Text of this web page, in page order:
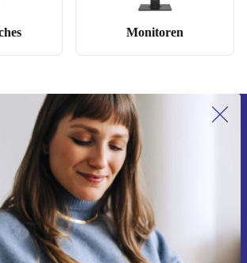
Monitoren
Meld je aan voor onze nieuwsbrief en
ontvang €15 korting!
Mis nooit meer een aanbieding.
Voucher aanvragen